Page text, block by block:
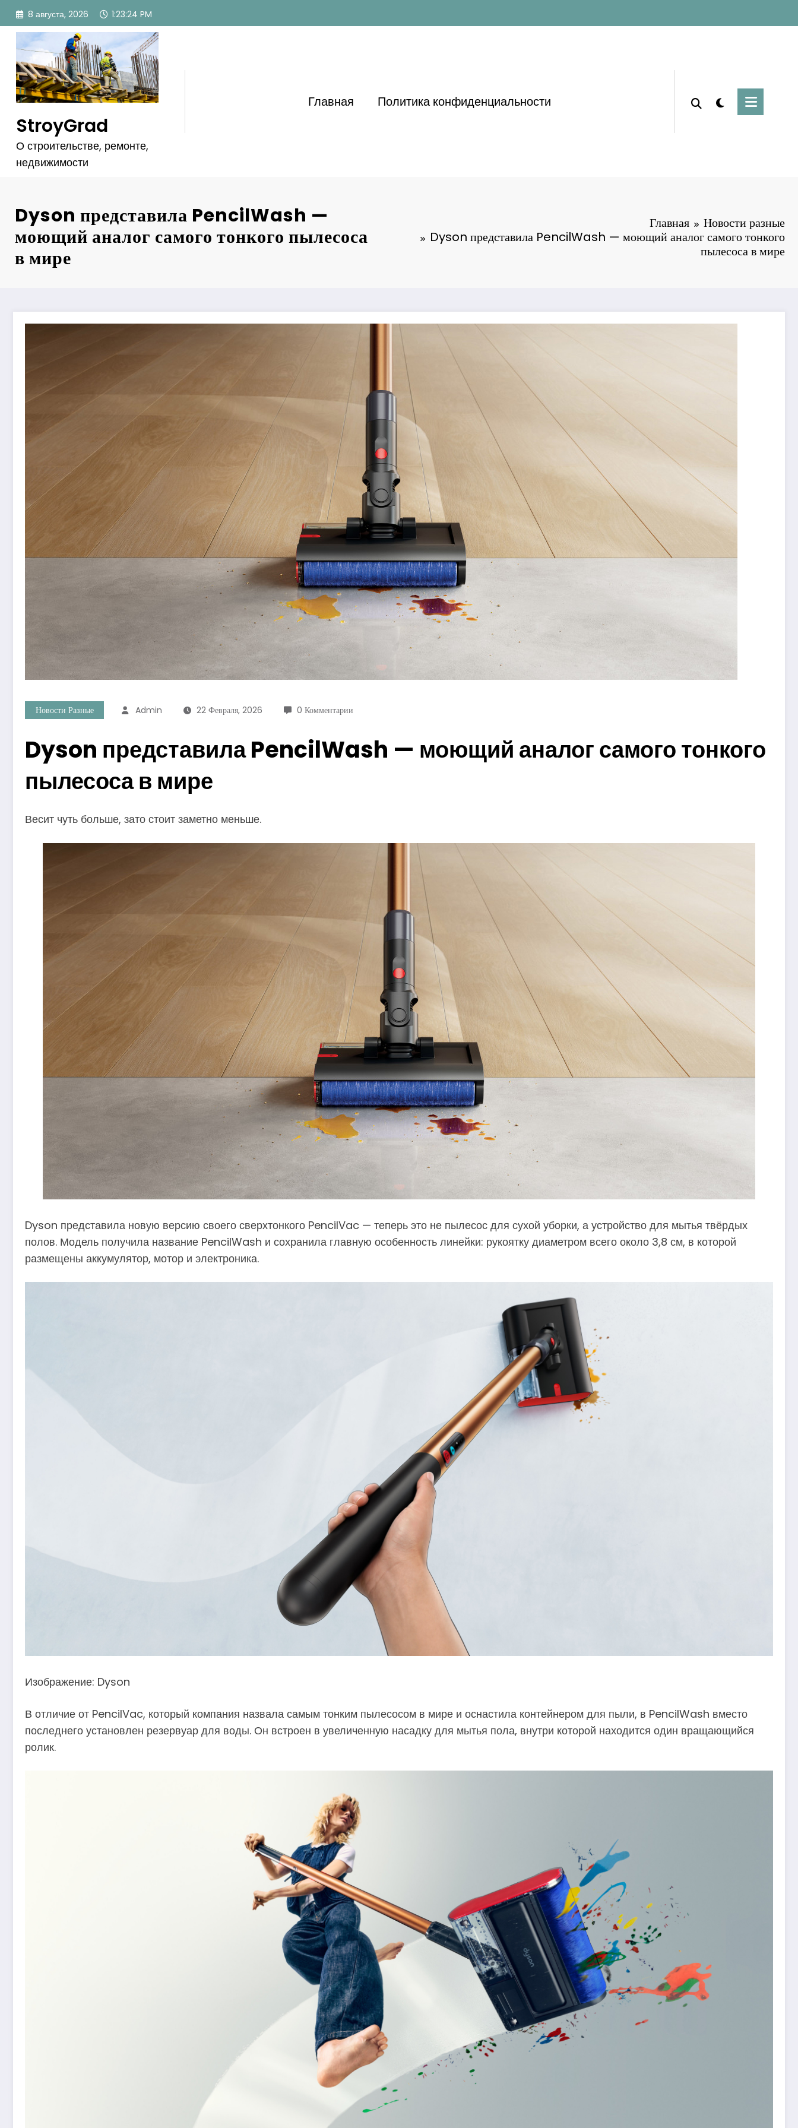
Перейти
содержимому
8 августа, 2026 1:23:27 PM
StroyGrad
О строительстве, ремонте,
недвижимости
Главная Политика конфиденциальности
Dyson представила PencilWash —
моющий аналог самого тонкого пылесоса
в мире
Главная
Новости разные
Dyson представила PencilWash — моющий аналог самого тонкого
пылесоса в мире
Новости Разные Admin 22 Февраля, 2026 0 Комментарии
Dyson представила PencilWash — моющий аналог самого тонкого
пылесоса в мире
Весит чуть больше, зато стоит заметно меньше.
Dyson представила новую версию своего сверхтонкого PencilVac — теперь это не пылесос для сухой уборки, а устройство для мытья твёрдых
полов. Модель получила название PencilWash и сохранила главную особенность линейки: рукоятку диаметром всего около 3,8 см, в которой
размещены аккумулятор, мотор и электроника.
Изображение: Dyson
В отличие от PencilVac, который компания назвала самым тонким пылесосом в мире и оснастила контейнером для пыли, в PencilWash вместо
последнего установлен резервуар для воды. Он встроен в увеличенную насадку для мытья пола, внутри которой находится один вращающийся
ролик.